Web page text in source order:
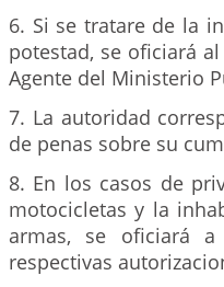
6. Si se tratare de la
potestad, se oficiará
Agente del Ministerio
7. La autoridad
de penas sobre su
8. En los casos de
motocicletas y la
armas, se oficiará
respectivas